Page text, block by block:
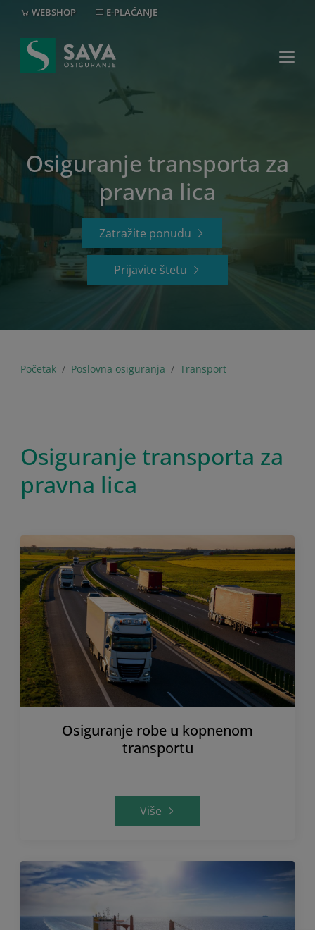
WEBSHOP E-PLAĆANJE
+382 20 40 30 20
Osiguranje transporta za
pravna lica
Zatražite ponudu
Prijavite štetu
Početak Poslovna osiguranja Transport
Osiguranje transporta za
pravna lica
Osiguranje robe u kopnenom
transportu
Više